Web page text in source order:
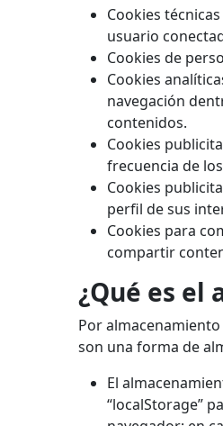
Cookies
usuario
Cookies de
Cookies
navegación
contenidos.
Cookies
frecuencia de
Cookies
perfil de sus
Cookies para
compartir
¿Qué es el
Por
son una forma de
El
“localStorage”